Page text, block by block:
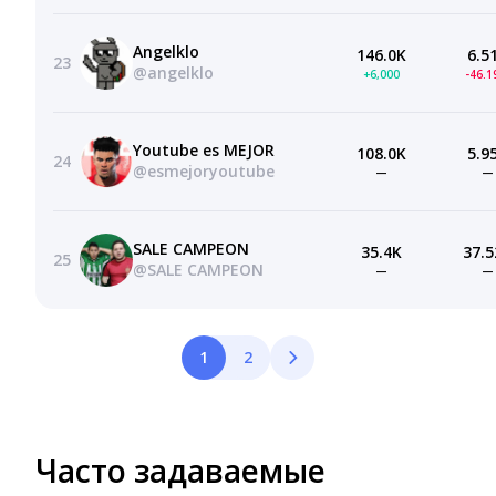
23
Angelklo
@angelklo
146.0K
+6,000 -
24
Youtube es MEJOR
@esmejoryoutube
108.0K
— —
25
SALE CAMPEON
@SALE CAMPEON
35.4K
— —
1 2
Часто задаваемые